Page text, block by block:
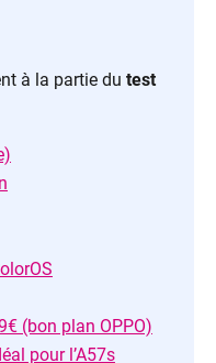
à la partie du test
(bon plan OPPO)
pour l’A57s